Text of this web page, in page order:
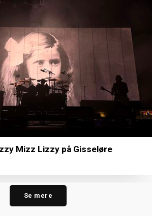
Mizz Lizzy på Gisseløre
Se mere